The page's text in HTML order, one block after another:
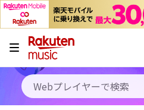
キャンペーン
料金プラン
使い方